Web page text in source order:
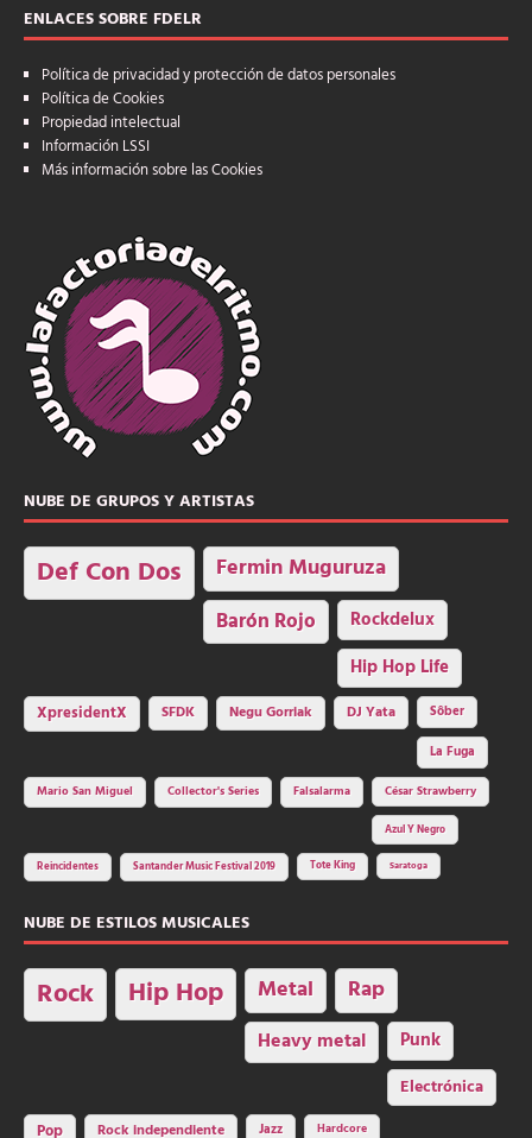
ENLACES SOBRE FDELR
Política de privacidad y protección de datos personales
Política de Cookies
Propiedad intelectual
Información LSSI
Más información sobre las Cookies
NUBE DE GRUPOS Y ARTISTAS
Def Con Dos Fermin Muguruza
Barón Rojo Rockdelux
Hip Hop Life
XpresidentX SFDK Negu Gorriak DJ Yata
Sôber
La Fuga
Mario San Miguel
Collector's Series Falsalarma César Strawberry
Azul Y Negro
Reincidentes Santander Music Festival 2019 Tote King Saratoga
NUBE DE ESTILOS MUSICALES
Rock Hip Hop Metal Rap
Heavy metal Punk
Electrónica
Pop Rock independiente Jazz Hardcore